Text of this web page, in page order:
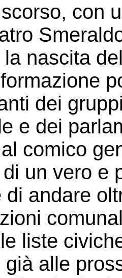
con
nascita
dei
e dei
comico
un vero e
di andare
liste
già alle